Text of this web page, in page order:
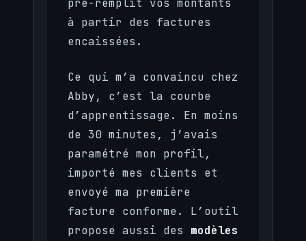
pré-remplit vos montants
à partir des factures
encaissées.
Ce qui m’a convaincu chez
Abby, c’est la courbe
d’apprentissage. En moins
de 30 minutes, j’avais
paramétré mon profil,
importé mes clients et
envoyé ma première
facture conforme. L’outil
propose aussi des modèles